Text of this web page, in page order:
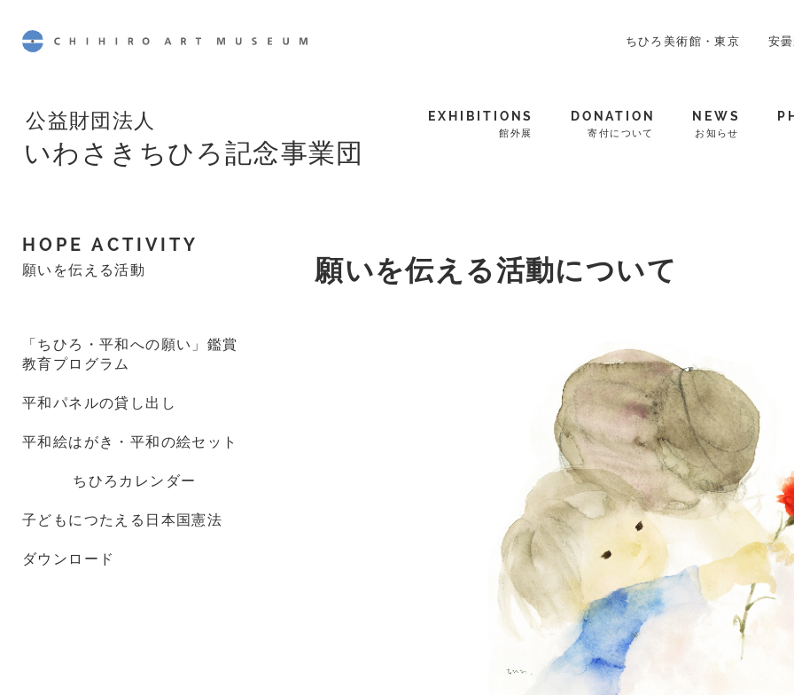
ちひろ美術館・東京 安
公益財団法人
いわさきちひろ記念事業団
EXHIBITIONS
館外展
DONATION
寄付について
NEWS
お知らせ
HOPE ACTIVITY
願いを伝える活動
「ちひろ・平和への願い」鑑賞
教育プログラム
平和パネルの貸し出し
平和絵はがき・平和の絵セット
ちひろカレンダー
子どもにつたえる日本国憲法
ダウンロード
願いを伝える活動について